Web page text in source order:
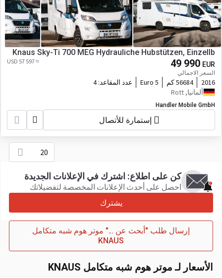
Knaus Sky-Ti 700 MEG Hydrauliche Hubstützen, Einzellb
49 990 EUR
السعر الاجمالي
≈ 57 597 USD
2016 56684 كم Euro 5 عدد المقاعد:4
ألمانيا, Rott
Handler Mobile GmbH
إستمارة للأتصال
20
كن على اطلاع: اشترك في الإعلانات الجديدة
احصل على أحدث الإعلانات المخصصة لتفضيلاتك
يشترك
إرسال طلب "أبحث عن ..." موتر هوم شبه متكامل
KNAUS
الأسعار لـ موتر هوم شبه متكامل KNAUS